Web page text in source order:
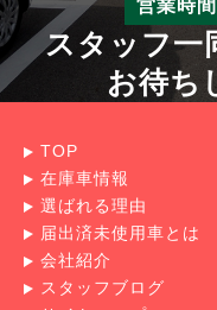
営業時間
スタッフ一
お待ち
TOP
在庫車情報
選ばれる理由
届出済未使用車とは
会社紹介
スタッフブログ